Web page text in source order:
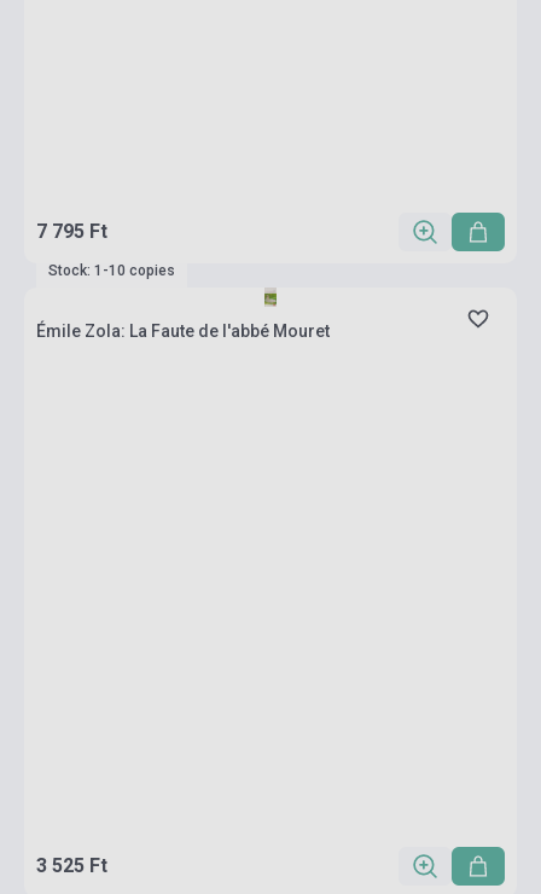
7 795 Ft
Stock: 1-10 copies
Émile Zola: La Faute de l'abbé Mouret
3 525 Ft